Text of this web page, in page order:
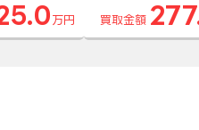
万円 買取金額